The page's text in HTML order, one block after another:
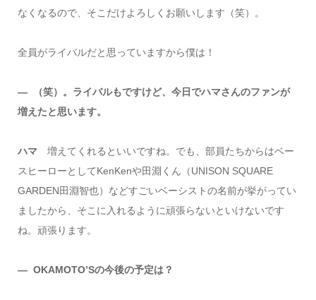
なくなるので、そこだけよろしくお願いします（笑）。
全員がライバルだと思っていますから僕は！
― （笑）。ライバルもですけど、今日でハマさんのファンが
増えたと思います。
ハマ 増えてくれるといいですね。でも、部員たちからはベー
スヒーローとしてKenKenや田淵くん（UNISON SQUARE
GARDEN田淵智也）などすごいベーシストの名前が挙がってい
ましたから、そこに入れるように頑張らないといけないです
ね。頑張ります。
― OKAMOTO’Sの今後の予定は？